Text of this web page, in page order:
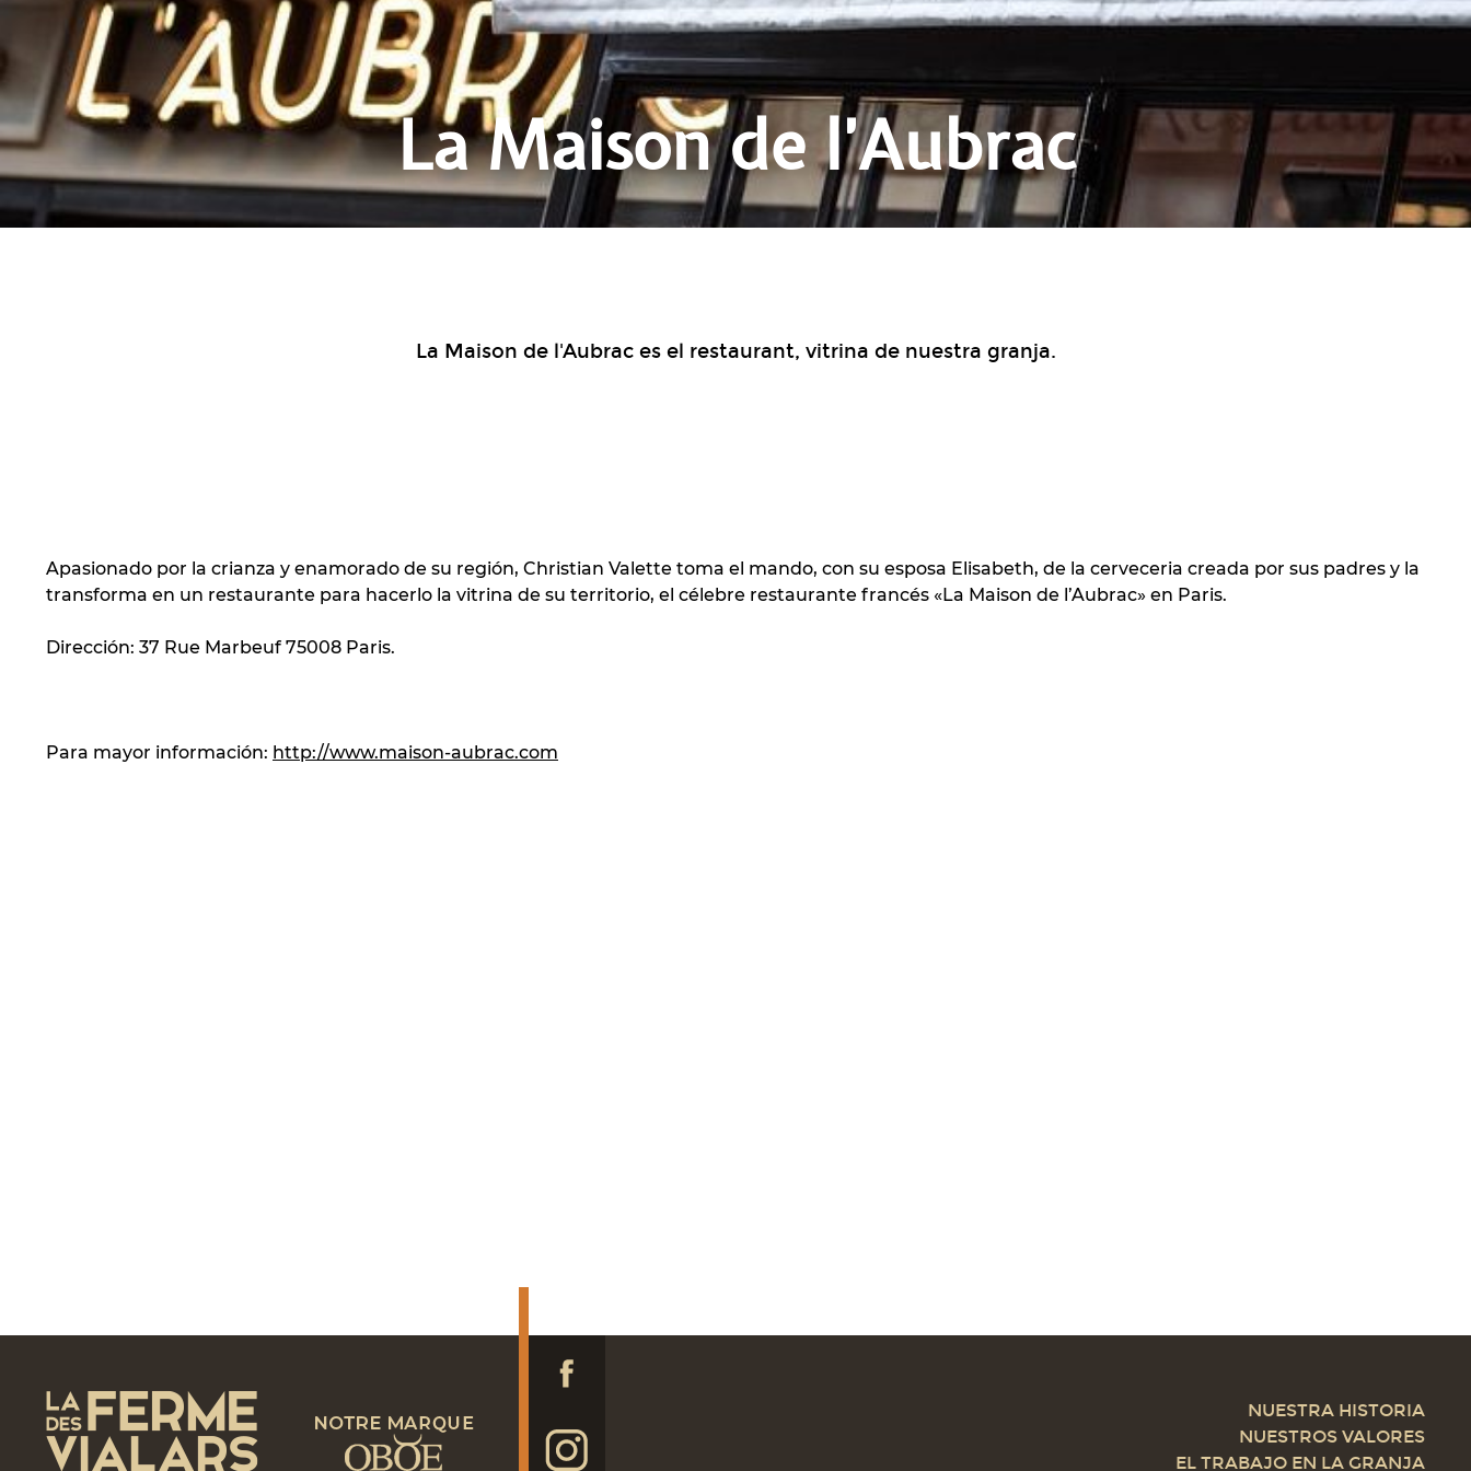
La Maison de l’Aubrac
La Maison de l'Aubrac es el restaurant, vitrina de nuestra granja.
Apasionado por la crianza y enamorado de su región, Christian Valette toma el mando, con su esposa Elisabeth, de la cerveceria creada por sus padres y la
transforma en un restaurante para hacerlo la vitrina de su territorio, el célebre restaurante francés «La Maison de l’Aubrac» en Paris.
Dirección: 37 Rue Marbeuf 75008 Paris.
Para mayor información: http://www.maison-aubrac.com
NUESTRA HISTORIA
NUESTROS VALORES
EL TRABAJO EN LA GRANJA